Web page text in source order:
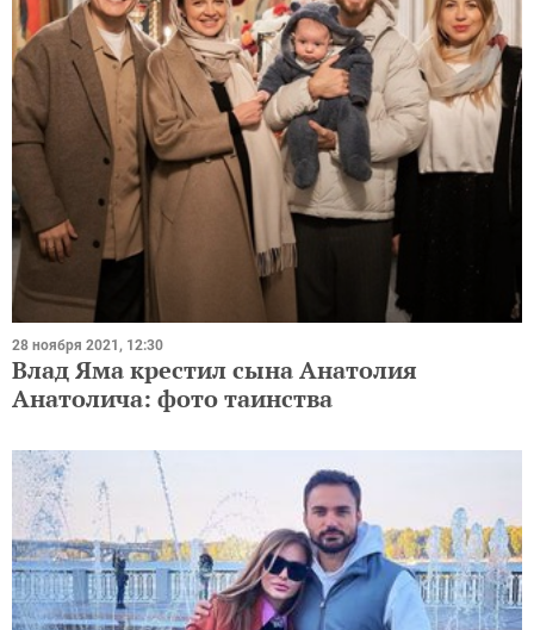
28 ноября 2021, 12:30
Влад Яма крестил сына Анатолия
Анатолича: фото таинства